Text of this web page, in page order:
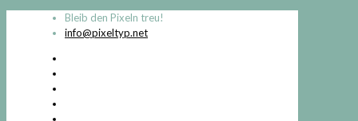
Bleib den Pixeln treu!
info@pixeltyp.net